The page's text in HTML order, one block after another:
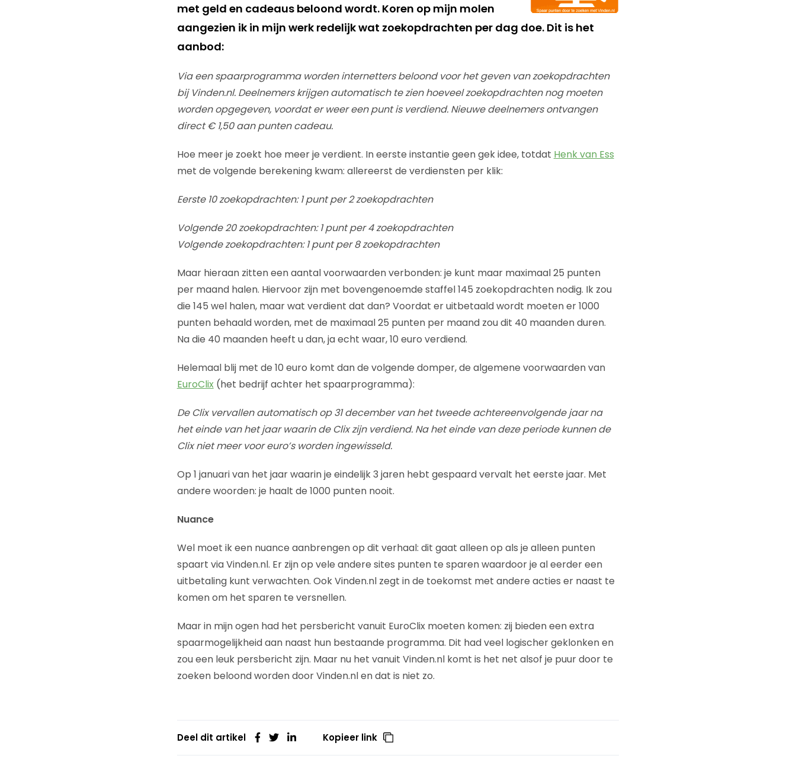
met geld en cadeaus beloond wordt. Koren op mijn molen
aangezien ik in mijn werk redelijk wat zoekopdrachten per dag doe. Dit is het
aanbod:
Via een spaarprogramma worden internetters beloond voor het geven van zoekopdrachten
bij Vinden.nl. Deelnemers krijgen automatisch te zien hoeveel zoekopdrachten nog moeten
worden opgegeven, voordat er weer een punt is verdiend. Nieuwe deelnemers ontvangen
direct € 1,50 aan punten cadeau.
Hoe meer je zoekt hoe meer je verdient. In eerste instantie geen gek idee, totdat Henk van Ess
met de volgende berekening kwam: allereerst de verdiensten per klik:
Eerste 10 zoekopdrachten: 1 punt per 2 zoekopdrachten
Volgende 20 zoekopdrachten: 1 punt per 4 zoekopdrachten
Volgende zoekopdrachten: 1 punt per 8 zoekopdrachten
Maar hieraan zitten een aantal voorwaarden verbonden: je kunt maar maximaal 25 punten
per maand halen. Hiervoor zijn met bovengenoemde staffel 145 zoekopdrachten nodig. Ik zou
die 145 wel halen, maar wat verdient dat dan? Voordat er uitbetaald wordt moeten er 1000
punten behaald worden, met de maximaal 25 punten per maand zou dit 40 maanden duren.
Na die 40 maanden heeft u dan, ja echt waar, 10 euro verdiend.
Helemaal blij met de 10 euro komt dan de volgende domper, de algemene voorwaarden van
EuroClix(het bedrijf achter het spaarprogramma):
De Clix vervallen automatisch op 31 december van het tweede achtereenvolgende jaar na
het einde van het jaar waarin de Clix zijn verdiend. Na het einde van deze periode kunnen de
Clix niet meer voor euro’s worden ingewisseld.
Op 1 januari van het jaar waarin je eindelijk 3 jaren hebt gespaard vervalt het eerste jaar. Met
andere woorden: je haalt de 1000 punten nooit.
Nuance
Wel moet ik een nuance aanbrengen op dit verhaal: dit gaat alleen op als je alleen punten
spaart via Vinden.nl. Er zijn op vele andere sites punten te sparen waardoor je al eerder een
uitbetaling kunt verwachten. Ook Vinden.nl zegt in de toekomst met andere acties er naast te
komen om het sparen te versnellen.
Maar in mijn ogen had het persbericht vanuit EuroClix moeten komen: zij bieden een extra
spaarmogelijkheid aan naast hun bestaande programma. Dit had veel logischer geklonken en
zou een leuk persbericht zijn. Maar nu het vanuit Vinden.nl komt is het net alsof je puur door te
zoeken beloond worden door Vinden.nl en dat is niet zo.
Deel dit artikel Kopieer link